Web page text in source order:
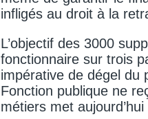
infligés au droit à la
L’objectif des 3000
fonctionnaire sur trois
impérative de dégel du
Fonction publique ne
métiers met